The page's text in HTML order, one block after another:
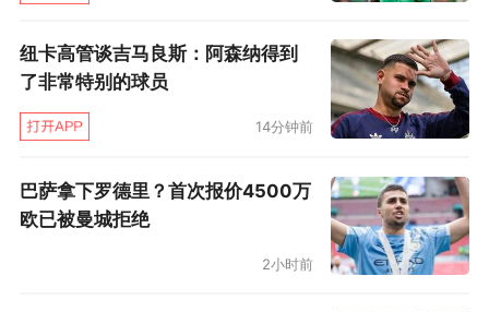
纽卡高管谈吉马良斯：阿森纳得到
了非常特别的球员
14分钟前
巴萨拿下罗德里？首次报价4500万
欧已被曼城拒绝
2小时前